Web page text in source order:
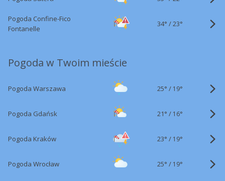
Pogoda Confine-Fico
Fontanelle
34° /23°
Pogoda w Twoim mieście
Pogoda Warszawa 25° / 19°
Pogoda Gdańsk 21° / 16°
Pogoda Kraków 23° / 19°
Pogoda Wrocław 25° / 19°